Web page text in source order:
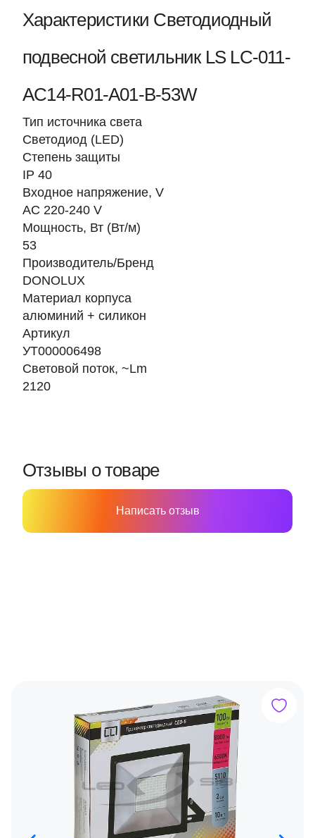
Характеристики Светодиодный
подвесной светильник LS LC-011-
AC14-R01-A01-B-53W
Тип источника света
Светодиод (LED)
Степень защиты
IP 40
Входное напряжение, V
AC 220-240 V
Мощность, Вт (Вт/м)
53
Производитель/Бренд
DONOLUX
Материал корпуса
алюминий + силикон
Артикул
УТ000006498
Световой поток, ~Lm
2120
Отзывы о товаре
Написать отзыв